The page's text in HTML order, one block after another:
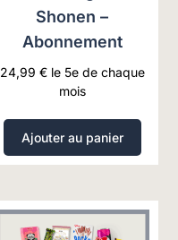
Shonen –
Abonnement
24,99 € le 5e de chaque
mois
Ajouter au panier